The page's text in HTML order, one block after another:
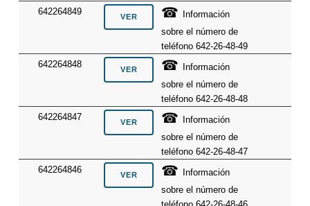
642264849
☎
Información
sobre el número de
teléfono 642-26-48-49
642264848
☎
Información
sobre el número de
teléfono 642-26-48-48
642264847
☎
Información
sobre el número de
teléfono 642-26-48-47
642264846
☎
Información
sobre el número de